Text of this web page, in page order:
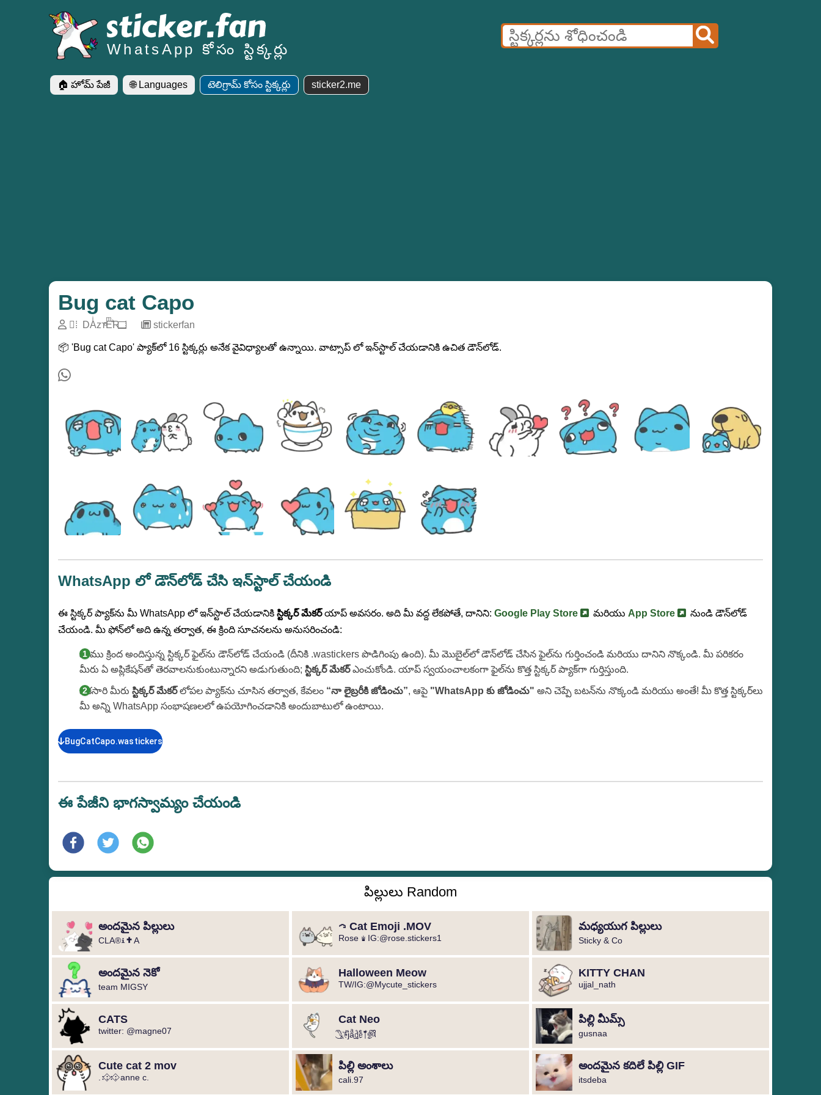
WhatsApp కోసం స్టిక్కర్లు
🏠 హోమ్ పేజీ 🌐 Languages టెలిగ్రామ్ కోసం స్టిక్కర్లు sticker2.me
Bug cat Capo
️⃢⁞ ️ DAͥzтͣEͫRྃ ️⃢⁞ ️ stickerfan
📦 'Bug cat Capo' ప్యాక్‌లో 16 స్టిక్కర్లు అనేక వైవిధ్యాలతో ఉన్నాయి. వాట్సాప్ లో ఇన్‌స్టాల్ చేయడానికి ఉచిత డౌన్‌లోడ్.
WhatsApp లో డౌన్‌లోడ్ చేసి ఇన్‌స్టాల్ చేయండి
ఈ స్టిక్కర్ ప్యాక్‌ను మీ WhatsApp లో ఇన్‌స్టాల్ చేయడానికి స్టిక్కర్ మేకర్యాప్ అవసరం. అది మీ వద్ద లేకపోతే, దానిని: Google Play Store మరియు App Store
నుండి డౌన్‌లోడ్
చేయండి. మీ ఫోన్‌లో అది ఉన్న తర్వాత, ఈ క్రింది సూచనలను అనుసరించండి:
మేము క్రింద అందిస్తున్న స్టిక్కర్ ఫైల్‌ను డౌన్‌లోడ్ చేయండి (దీనికి .wastickers పొడిగింపు ఉంది). మీ మొబైల్‌లో డౌన్‌లోడ్ చేసిన ఫైల్‌ను గుర్తించండి మరియు దానిని నొక్కండి. మీ పరికరం
మీరు ఏ అప్లికేషన్‌తో తెరవాలనుకుంటున్నారని అడుగుతుంది; స్టిక్కర్ మేకర్ఎంచుకోండి. యాప్ స్వయంచాలకంగా ఫైల్‌ను కొత్త స్టిక్కర్ ప్యాక్‌గా గుర్తిస్తుంది.
ఒకసారి మీరు స్టిక్కర్ మేకర్లోపల ప్యాక్‌ను చూసిన తర్వాత, కేవలం “నా లైబ్రరీకి జోడించు”, ఆపై "WhatsApp కు జోడించు" అని చెప్పే బటన్‌ను నొక్కండి మరియు అంతే! మీ కొత్త స్టిక్కర్‌లు
మీ అన్ని WhatsApp సంభాషణలలో ఉపయోగించడానికి అందుబాటులో ఉంటాయి.
BugCatCapo.wastickers
ఈ పేజీని భాగస్వామ్యం చేయండి
పిల్లులు Random
అందమైన పిల్లులు
CLA®️ℹ️✝️A
ᯏCat Emoji .MOV
Rose ♛ IG:@rose.stickers1
మధ్యయుగ పిల్లులు
Sticky & Co
అందమైన నెకో
team MIGSY
Halloween Meow
TW/IG:@Mycute_stickers
KITTY CHAN
ujjal_nath
CATS
twitter: @magne07
Cat Neo
𓆩ꦿꦼ҉ۿjⷨaͣ͢dᷣe᳟ͤ⤒ͩ෯ᤢ᭄᭄
పిల్లి మీమ్స్
gusnaa
Cute cat 2 mov
.։։⃟։։⃟ anne c.
పిల్లి అంశాలు
cali.97
అందమైన కదిలే పిల్లి GIF
itsdeba